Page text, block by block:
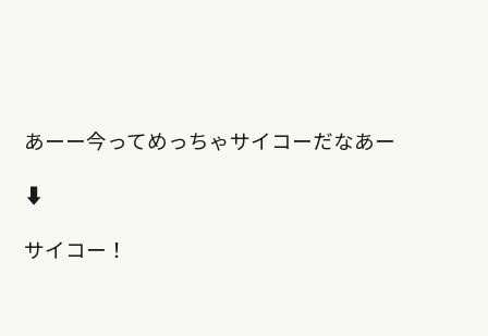
あーー今ってめっちゃサイコーだなあー
⬇︎
サイコー！